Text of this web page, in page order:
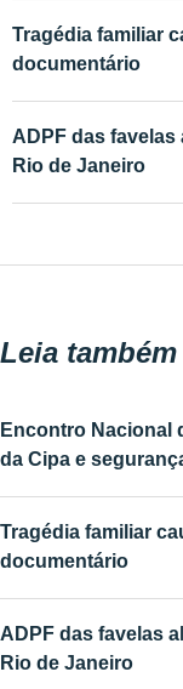
Tragédia familiar
documentário
ADPF das
Rio de Janeiro
Leia também
Encontro Nacional
da Cipa e
Tragédia familiar
documentário
ADPF das favelas
Rio de Janeiro